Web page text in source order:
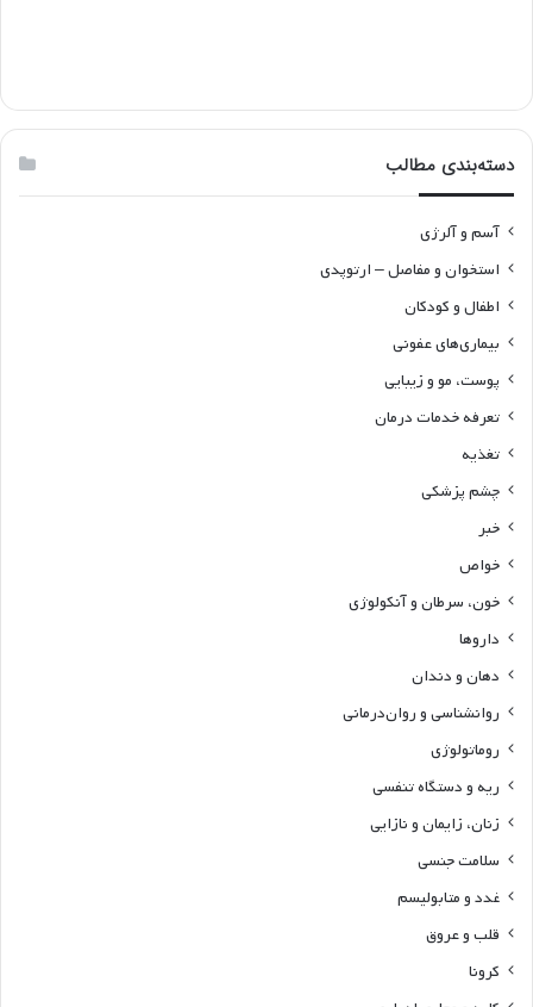
دسته‌بندی مطالب
آسم و آلرژی
استخوان و مفاصل – ارتوپدی
اطفال و کودکان
بیماری‌های عفونی
پوست، مو و زیبایی
تعرفه خدمات درمان
تغذیه
چشم پزشکی
خبر
خواص
خون، سرطان و آنکولوژی
داروها
دهان و دندان
روانشناسی و روان‌درمانی
روماتولوژی
ریه و دستگاه تنفسی
زنان، زایمان و نازایی
سلامت جنسی
غدد و متابولیسم
قلب و عروق
کرونا